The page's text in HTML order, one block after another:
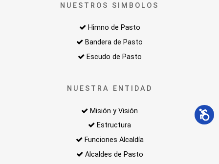
NUESTROS SIMBOLOS
Himno de Pasto
Bandera de Pasto
Escudo de Pasto
NUESTRA ENTIDAD
Misión y Visión
Estructura
Funciones Alcaldía
Alcaldes de Pasto